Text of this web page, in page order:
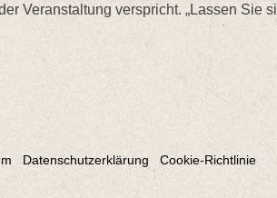
Veranstaltung verspricht. „Lassen Sie
Datenschutzerklärung Cookie-Richtlinie